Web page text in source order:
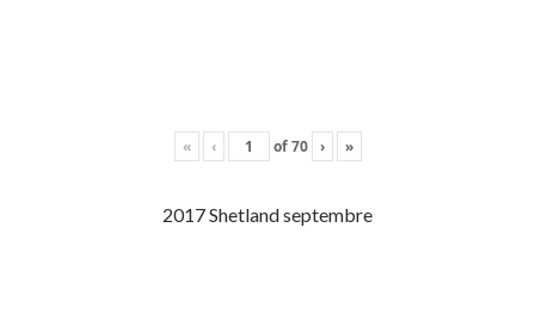
« ‹ of70 › »
2017 Shetland septembre